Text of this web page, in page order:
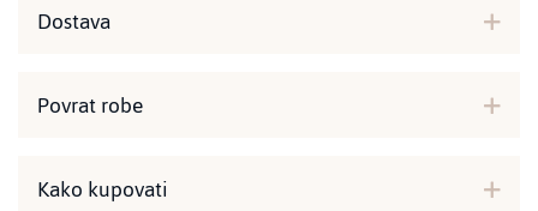
Dostava
Povrat robe
Kako kupovati